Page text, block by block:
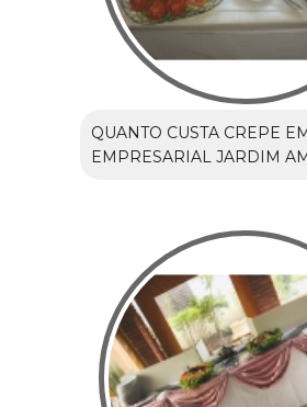
QUANTO CUSTA CREPE
EMPRESARIAL JARDIM